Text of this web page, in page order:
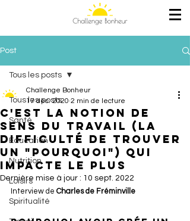
Post
Tous les posts
Santé
Education
Nutrition
Loisirs
Spiritualité
Tous les posts
C'est la notion de
sens du travail (la
difficulté de trouver
un "Pourquoi") qui
impacte le plus
Challenge Bonheur
17 déc. 2020 2 min de lecture
Dernière mise à jour : 10 sept. 2022
Interview de Charles de Fréminville